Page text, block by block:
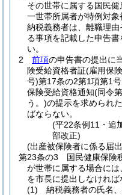
その世帯に属する国民
一世帯所属者が特例対
納税義務者は、離職理
る事項を記載した申告
い。
2
前項の申告書の提出に
険受給資格者証(雇用保
号)第17条の2第1項第1
保険受給資格通知(同令
う。)の提示を求められ
ばならない。
(平22条例11・追
部改正)
(出産被保険者に係る届
第23条の3
国民健康保険
が世帯に属する場合に
を市長に提出しなければ
(1)
納税義務者の氏名